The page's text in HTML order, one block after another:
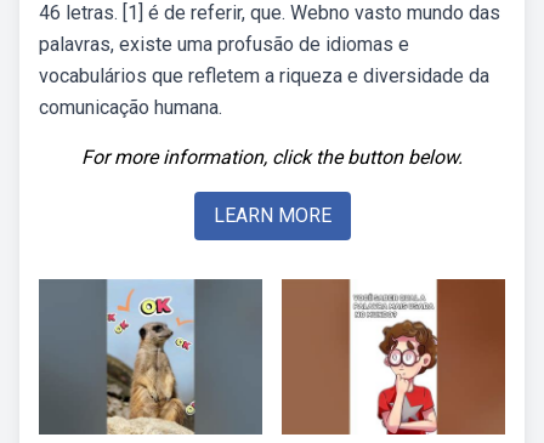
46 letras. [1] é de referir, que. Webno vasto mundo das
palavras, existe uma profusão de idiomas e
vocabulários que refletem a riqueza e diversidade da
comunicação humana.
For more information, click the button below.
LEARN MORE